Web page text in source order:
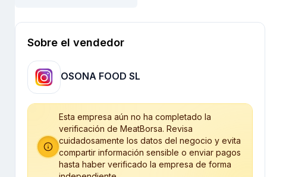
Sobre el vendedor
OSONA FOOD SL
Esta empresa aún no ha completado la
verificación de MeatBorsa. Revisa
cuidadosamente los datos del negocio y evita
compartir información sensible o enviar pagos
hasta haber verificado la empresa de forma